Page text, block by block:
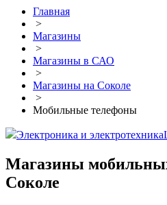
Главная
>
Магазины
>
Магазины в САО
>
Магазины на Соколе
>
Мобильные телефоны
Электроника и электротехника
Магазины
Соколе